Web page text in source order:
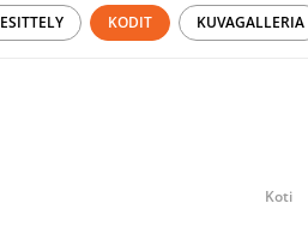
ESITTELY KODIT KUVAGALLERIA
Koti